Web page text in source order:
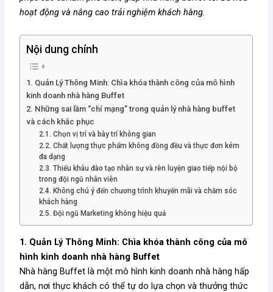
hoạt động và nâng cao trải nghiệm khách hàng.
Nội dung chính
1. Quản Lý Thông Minh: Chìa khóa thành công của mô hình
kinh doanh nhà hàng Buffet
2. Những sai lầm “chí mạng” trong quản lý nhà hàng buffet
và cách khắc phục
2.1. Chọn vị trí và bày trí không gian
2.2. Chất lượng thực phẩm không đồng đều và thực đơn kém
đa dạng
2.3. Thiếu khâu đào tạo nhân sự và rèn luyện giao tiếp nội bộ
trong đội ngũ nhân viên
2.4. Không chú ý đến chương trình khuyến mãi và chăm sóc
khách hàng
2.5. Đội ngũ Marketing không hiệu quả
1. Quản Lý Thông Minh: Chìa khóa thành công của mô
hình kinh doanh nhà hàng Buffet
Nhà hàng Buffet là một mô hình kinh doanh nhà hàng hấp
dẫn, nơi thực khách có thể tự do lựa chọn và thưởng thức